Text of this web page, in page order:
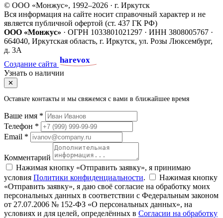
© ООО «Монжус», 1992–2026 · г. Иркутск
Вся информация на сайте носит справочный характер и не
является публичной офертой (ст. 437 ГК РФ)
ООО «Монжус» · ОГРН 1033801021297 · ИНН 3808005767 ·
664040, Иркутская область, г. Иркутск, ул. Розы Люксембург,
д. 3А
Создание сайта harevox
Узнать о наличии
✕
Оставьте контакты и мы свяжемся с вами в ближайшее время
Ваше имя *
Телефон *
Email *
Комментарий
Нажимая кнопку «Отправить заявку», я принимаю
условия Политики конфиденциальности.
Нажимая кнопку
«Отправить заявку», я даю своё согласие на обработку моих
персональных данных в соответствии с Федеральным законом
от 27.07.2006 № 152-ФЗ «О персональных данных», на
условиях и для целей, определённых в Согласии на обработку